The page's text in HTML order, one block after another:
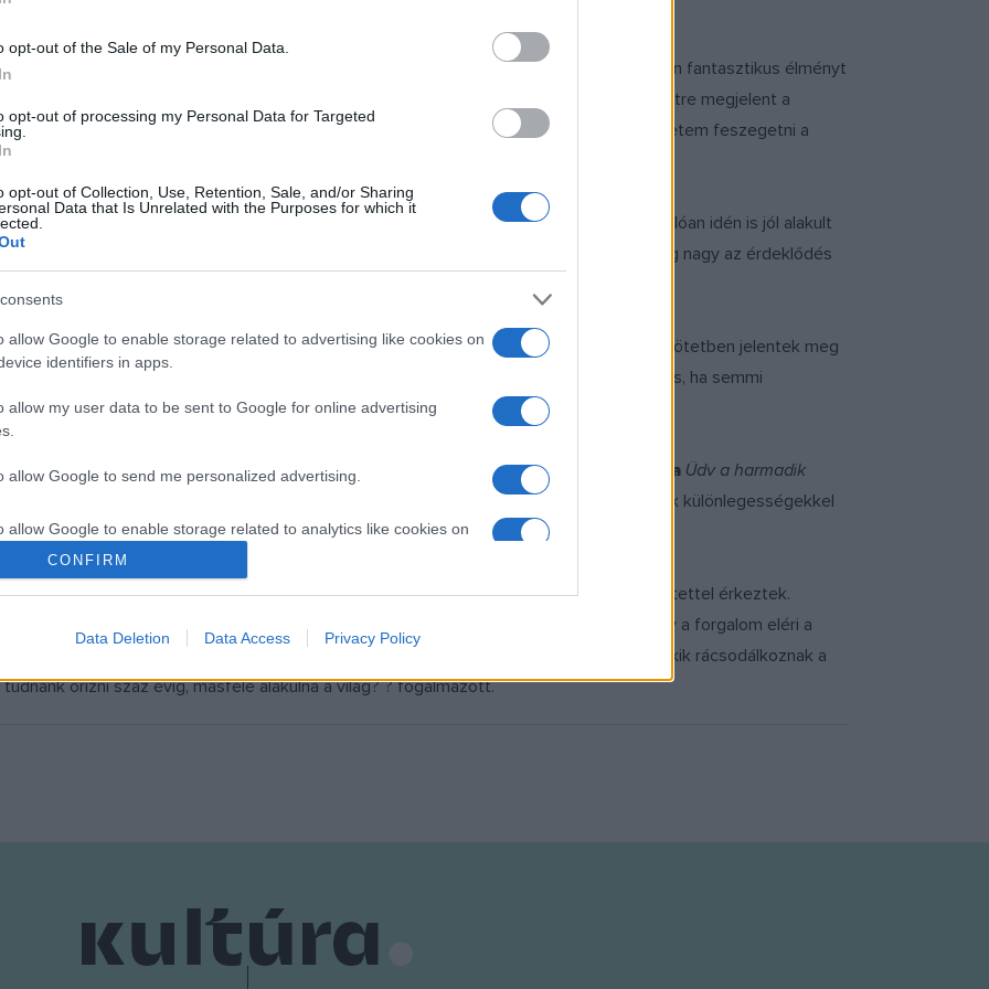
opt-out of the Sale of my Personal Data.
opt-out of processing my Personal Data for Targeted
opt-out of Collection, Use, Retention, Sale, and/or Sharing
Data that Is Unrelated with the Purposes for which it
allow Google to enable storage related to advertising like cookies on
identifiers in apps.
allow my user data to be sent to Google for online advertising
allow Google to send me personalized advertising.
allow Google to enable storage related to analytics like cookies on
identifiers in apps.
allow Google to enable storage related to functionality of the website
CONFIRM
Data Deletion Data Access Privacy Policy
a nádtengeren
szintén arról beszélt, milyen fantasztikus élményt
az olvasóknak. A Pagony Kiadónál színészekkel együtt írt alá, ugyanis a könyvhétre megjelent a
című színdarabja. ?Azt remélem, hogy a gyerekek megtanulnak drámát olvasni. Szeretem feszegetni a
is tervez a Ruminiből, de újabb színmű is várható az egérhős kalandjairól.
ugyancsak pozitív tapasztalatokról számolt be. Úgy értékelte, hogy a tavalyihoz hasonlóan idén is jól alakult
Sorozataik új részei ? a
- biztos sikerek, mindig nagy az érdeklődés
műfordító, aki elmondta: aSzép versekés azÉdes hazám
című gyűjteményes kötetben jelentek meg
Kiadó gondozza. ?Ha az ember egy faluban él, akkor a búcsúba el kell menni, akkor is, ha semmi
a része? ? indokolta, hogy miért fontos számára a könyvheti részvétel.
egy üres szobáig - Negyven írás a művészetről című kötetét dedikálta, Bőthe Csaba Üdv a harmadik
is várta olvasóit a standoknál. A kiadók különlegességekkel
vehettek részt a látogatók az egyik új könyvükhöz kapcsolódóan.
hangsúlyozta, hogy a könyvhét hangulatában utánozhatatlan. Mint mondta, négy kötettel érkeztek.
Súrlott Grádics
című novellás kötete is jól fogyott, és reméli, hogy a forgalom eléri a
- idézte fel -, de időnként az történik vele is, mint a téren tolongó turistákkal, akik rácsodálkoznak a
őrizni száz évig, másfele alakulna a világ? ? fogalmazott.